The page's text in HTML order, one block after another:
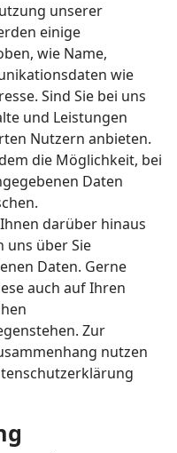
unserer
einige
wie Name,
wie
Sind Sie bei uns
und Leistungen
Nutzern anbieten.
die Möglichkeit, bei
Daten
darüber hinaus
uns über Sie
Daten. Gerne
auch auf Ihren
Zur
nutzen